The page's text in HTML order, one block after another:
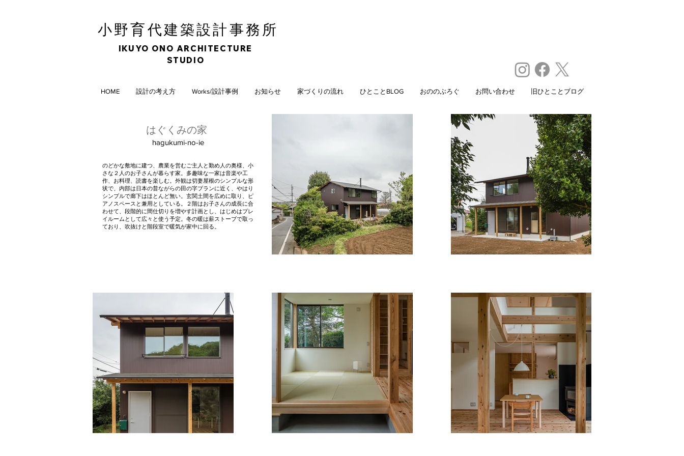
小野育代建築設計事務所
IKUYO ONO ARCHITECTURE
STUDIO
HOME 設計の考え方 Works/設計事例 お知らせ 家づくりの流れ ひとことBLOG おののぶろぐ お問い合わせ 旧ひとことブログ
のどかな敷地に建つ、農業を営むご主人と勤め人の奥様、小
さな２人のお子さんが暮らす家。多趣味な一家は音楽や工
作、お料理、読書を楽しむ。外観は切妻屋根のシンプルな形
状で、内部は日本の昔ながらの田の字プランに近く、やはり
シンプルで廊下はほとんど無い。玄関土間を広めに取り、ピ
アノスペースと兼用としている。２階はお子さんの成長に合
わせて、段階的に間仕切りを増やす計画とし、はじめはプレ
イルームとして広々と使う予定。冬の暖は薪ストーブで取っ
ており、吹抜けと階段室で暖気が家中に回る。
​はぐくみの家
hagukumi-no-ie